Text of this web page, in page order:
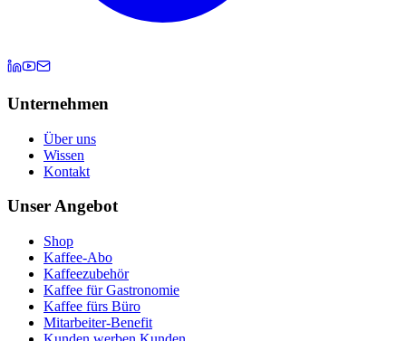
Unternehmen
Über uns
Wissen
Kontakt
Unser Angebot
Shop
Kaffee-Abo
Kaffeezubehör
Kaffee für Gastronomie
Kaffee fürs Büro
Mitarbeiter-Benefit